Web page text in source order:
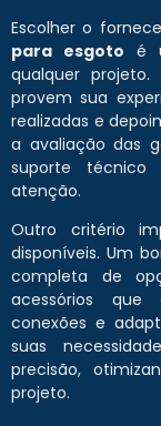
Escolher o
para esgoto é
qualquer projeto.
provem sua
realizadas e
a avaliação das
suporte
atenção.
Outro critério
disponíveis. Um
completa de
acessórios que
conexões e
suas
precisão,
projeto.